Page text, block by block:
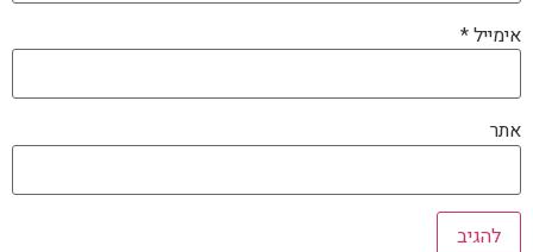
אימייל*
אתר